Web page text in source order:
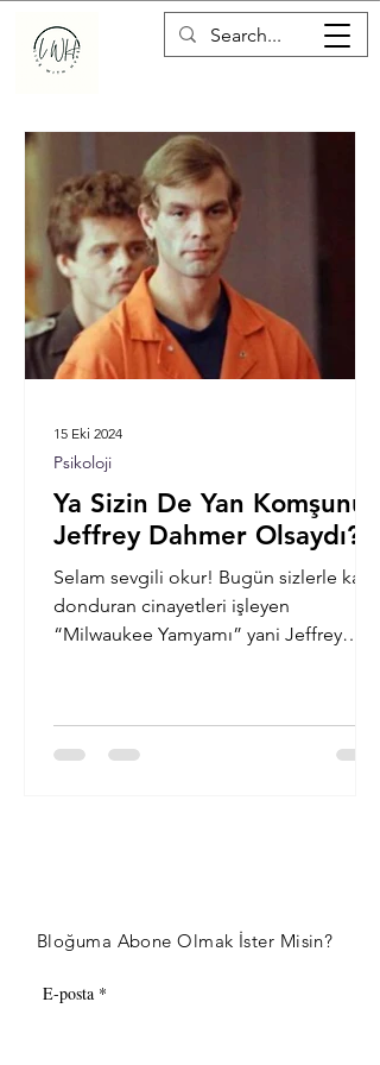
Ya Sizin De Yan Komşunuz
Jeffrey Dahmer Olsaydı?
Selam sevgili okur! Bugün sizlerle kan
donduran cinayetleri işleyen
“Milwaukee Yamyamı” yani Jeffrey
Psikoloji
15 Eki 2024
Bloğuma Abone Olmak İster Misin?
E-posta